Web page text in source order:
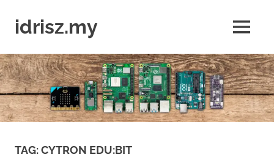
contentidrisz.my
Raspberry
Pi,
Arduino,
micro:bit
MENU
TAG:CYTRON EDU:BIT